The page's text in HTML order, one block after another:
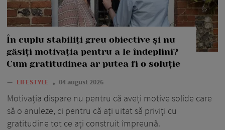
În cuplu stabiliți greu obiective și nu
găsiți motivația pentru a le îndeplini?
Cum gratitudinea ar putea fi o soluție
— LIFESTYLE 04 august 2026
Motivația dispare nu pentru că aveți motive solide care
să o anuleze, ci pentru că ați uitat să priviți cu
gratitudine tot ce ați construit împreună.